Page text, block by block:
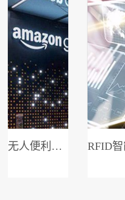
无人便利店系统